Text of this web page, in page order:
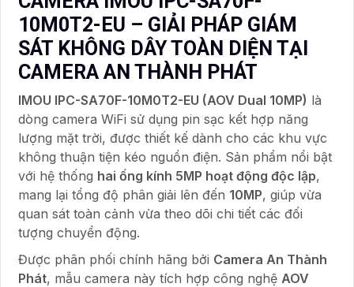
10M0T2-EU – GIẢI PHÁP GIÁM
SÁT KHÔNG DÂY TOÀN DIỆN TẠI
CAMERA AN THÀNH PHÁT
IMOU IPC-SA70F-10M0T2-EU (AOV Dual 10MP) là
dòng camera WiFi sử dụng pin sạc kết hợp năng
lượng mặt trời, được thiết kế dành cho các khu vực
không thuận tiện kéo nguồn điện. Sản phẩm nổi bật
với hệ thống hai ống kính 5MP hoạt động độc lập,
mang lại tổng độ phân giải lên đến 10MP, giúp vừa
quan sát toàn cảnh vừa theo dõi chi tiết các đối
tượng chuyển động.
Được phân phối chính hãng bởi Camera An Thành
Phát, mẫu camera này tích hợp công nghệ AOV